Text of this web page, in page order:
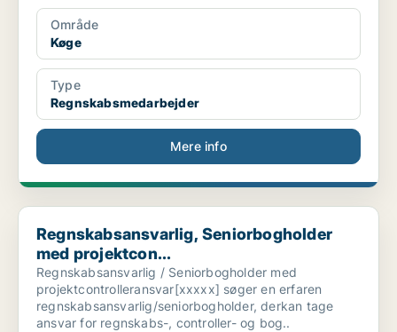
Område
Køge
Type
Regnskabsmedarbejder
Mere info
Regnskabsansvarlig, Seniorbogholder med projektcon...
Regnskabsansvarlig, Seniorbogholder
med projektcon...
Regnskabsansvarlig / Seniorbogholder med
projektcontrolleransvar[xxxxx] søger en erfaren
regnskabsansvarlig/seniorbogholder, derkan tage
ansvar for regnskabs-, controller- og bog..